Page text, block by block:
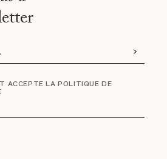
ACCEPTE LA POLITIQUE DE